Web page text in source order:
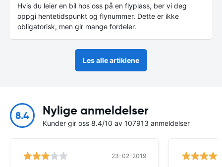
Hvis du leier en bil hos oss på en flyplass, ber vi deg
oppgi hentetidspunkt og flynummer. Dette er ikke
obligatorisk, men gir mange fordeler.
Les alle artiklene
8.4 Nylige anmeldelser
Kunder gir oss 8.4/10 av 107913 anmeldelser
23-02-2019